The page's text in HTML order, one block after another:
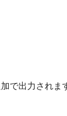
で出力されま